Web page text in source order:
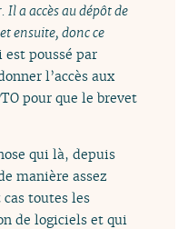
a accès au dépôt de
ensuite, donc ce
est poussé par
l’accès aux
pour que le brevet
qui là, depuis
manière assez
toutes les
de logiciels et qui